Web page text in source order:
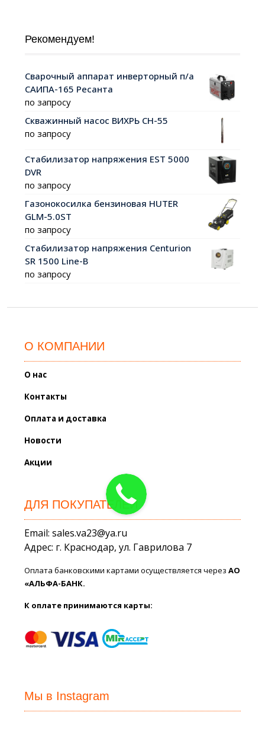
Рекомендуем!
Сварочный аппарат инверторный п/а
САИПА-165 Ресанта
по запросу
Скважинный насос ВИХРЬ СН-55
по запросу
Стабилизатор напряжения EST 5000
DVR
по запросу
Газонокосилка бензиновая HUTER
GLM-5.0ST
по запросу
Стабилизатор напряжения Centurion
SR 1500 Line-B
по запросу
О КОМПАНИИ
О нас
Контакты
Оплата и доставка
Новости
Акции
ДЛЯ ПОКУПАТЕЛЕЙ
Email: sales.va23@ya.ru
Адрес: г. Краснодар, ул. Гаврилова 7
Оплата банковскими картами осуществляется черезАО
«АЛЬФА-БАНК.
К оплате принимаются карты:
Мы в Instagram